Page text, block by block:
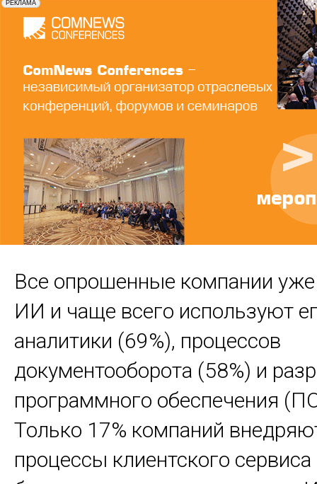
Все опрошенные компании
ИИ и чаще всего используют
аналитики (69%), процессов
документооборота (58%) и
программного обеспечения
Только 17% компаний
процессы клиентского сервиса